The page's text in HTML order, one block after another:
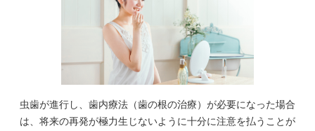
虫歯が進行し、歯内療法（歯の根の治療）が必要になった場合
は、将来の再発が極力生じないように十分に注意を払うことが